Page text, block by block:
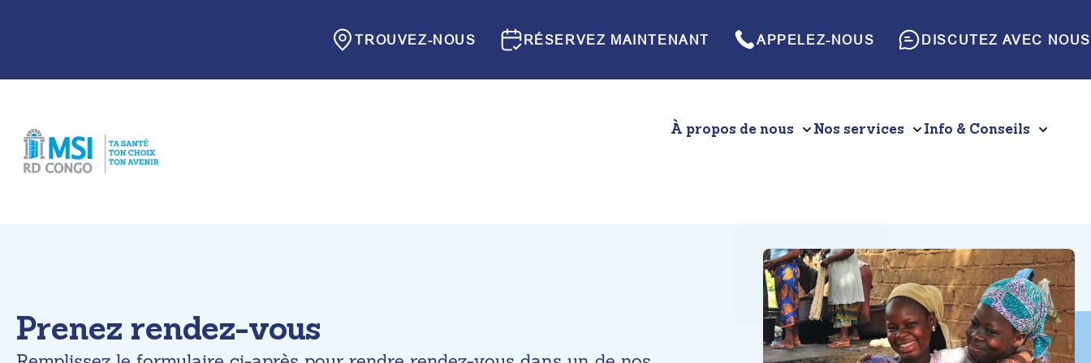
TROUVEZ-NOUS RÉSERVEZ MAINTENANT APPELEZ-NOUS DISCUTEZ AVEC NOUS
À propos de nous Nos services Info & Conseils
Prenez rendez-vous